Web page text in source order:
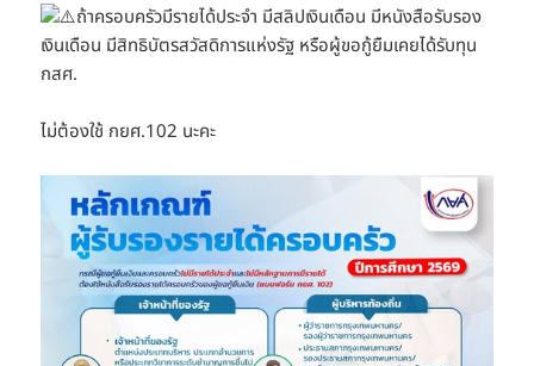
ถ้าครอบครัวมีรายได้ประจำ มีสลิปเงินเดือน มีหนังสือรับรอง
เงินเดือน มีสิทธิบัตรสวัสดิการแห่งรัฐ หรือผู้ขอกู้ยืมเคยได้รับทุน
กสศ.
ไม่ต้องใช้ กยศ.102 นะคะ